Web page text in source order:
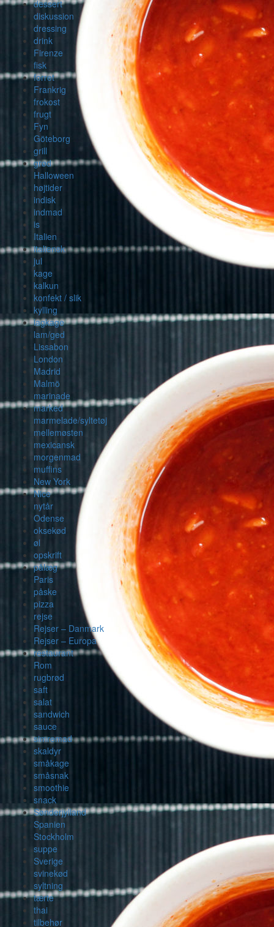
dessert
diskussion
dressing
drink
Firenze
fisk
forret
Frankrig
frokost
frugt
Fyn
Göteborg
grill
grød
Halloween
højtider
indisk
indmad
is
Italien
italiensk
jul
kage
kalkun
konfekt / slik
kylling
lagkage
lam/ged
Lissabon
London
Madrid
Malmö
marinade
marked
marmelade/syltetøj
mellemøsten
mexicansk
morgenmad
muffins
New York
Nice
nytår
Odense
oksekød
øl
opskrift
pålæg
Paris
påske
pizza
rejse
Rejser – Danmark
Rejser – Europa
restaurant
Rom
rugbrød
saft
salat
sandwich
sauce
simremad
skaldyr
småkage
småsnak
smoothie
snack
Sønderjylland
Spanien
Stockholm
suppe
Sverige
svinekød
syltning
tærte
thai
tilbehør